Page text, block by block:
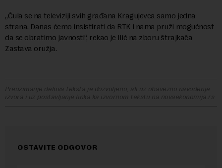
„Čula se na televiziji svih građana Kragujevca samo jedna
strana. Danas ćemo insistirati da RTK i nama pruži mogućnost
da se obratimo javnosti“, rekao je Ilić na zboru štrajkača
Zastava oružja.
Preuzimanje delova teksta je dozvoljeno, ali uz obavezno navođenje
izvora i uz postavljanje linka ka izvornom tekstu na novaekonomija.rs
OSTAVITE ODGOVOR